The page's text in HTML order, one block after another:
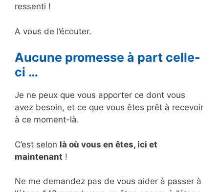
ressenti !
A vous de l’écouter.
Aucune promesse à part celle-
ci …
Je ne peux que vous apporter ce dont vous
avez besoin, et ce que vous êtes prêt à recevoir
à ce moment-là.
C’est selon là où vous en êtes, ici et
maintenant !
Ne me demandez pas de vous aider à passer à